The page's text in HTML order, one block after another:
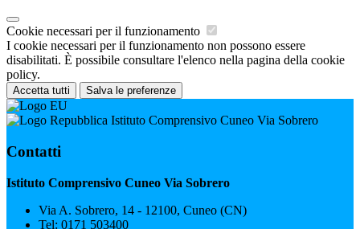
Cookie necessari per il funzionamento
I cookie necessari per il funzionamento non possono essere
disabilitati. È possibile consultare l'elenco nella pagina della cookie
policy.
Accetta tutti Salva le preferenze
Istituto Comprensivo Cuneo Via Sobrero
Contatti
Istituto Comprensivo Cuneo Via Sobrero
Via A. Sobrero, 14 - 12100, Cuneo (CN)
Tel: 0171 503400